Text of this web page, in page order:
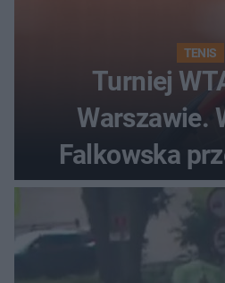
TENIS
Turniej
Warszawie.
Falkowska